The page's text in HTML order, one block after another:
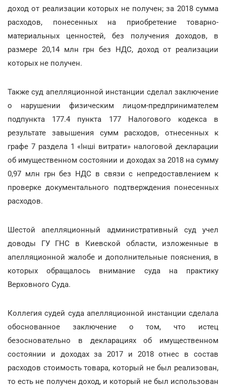
доход от реализации которых не получен; за 2018 сумма
расходов, понесенных на приобретение товарно-
материальных ценностей, без получения доходов, в
размере 20,14 млн грн без НДС, доход от реализации
которых не получен.
Также суд апелляционной инстанции сделал заключение
о нарушении физическим лицом-предпринимателем
подпункта 177.4 пункта 177 Налогового кодекса в
результате завышения сумм расходов, отнесенных к
графе 7 раздела 1 «Інші витрати» налоговой декларации
об имущественном состоянии и доходах за 2018 на сумму
0,97 млн грн без НДС в связи с непредоставлением к
проверке документального подтверждения понесенных
расходов.
Шестой апелляционный административный суд учел
доводы ГУ ГНС в Киевской области, изложенные в
апелляционной жалобе и дополнительные пояснения, в
которых обращалось внимание суда на практику
Верховного Суда.
Коллегия судей суда апелляционной инстанции сделала
обоснованное заключение о том, что истец
безосновательно в декларациях об имущественном
состоянии и доходах за 2017 и 2018 отнес в состав
расходов стоимость товара, который не был реализован,
то есть не получен доход, и который не был использован